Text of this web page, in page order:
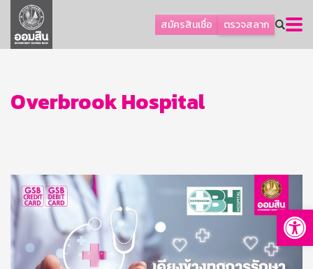
สมัครสินเชื่อ ตรวจสลาก
ลูกค้าธุรกิจ
ลูกค้าผู้ประกอบรายย่อย
ออมเพื่อสุข
บริการทางการเงิน
อื่นๆ
ติดต่อเรา
บริการออนไลน์
Overbrook Hospital